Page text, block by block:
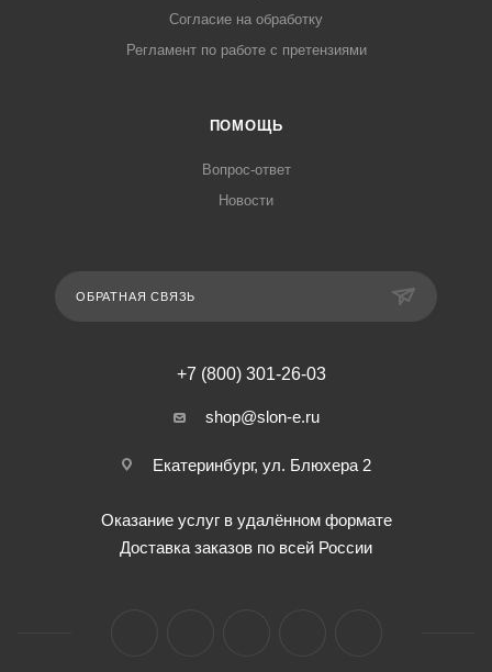
Согласие на обработку
Регламент по работе с претензиями
ПОМОЩЬ
Вопрос-ответ
Новости
ОБРАТНАЯ СВЯЗЬ
+7 (800) 301-26-03
shop@slon-e.ru
Екатеринбург, ул. Блюхера 2
Оказание услуг в удалённом формате
Доставка заказов по всей России